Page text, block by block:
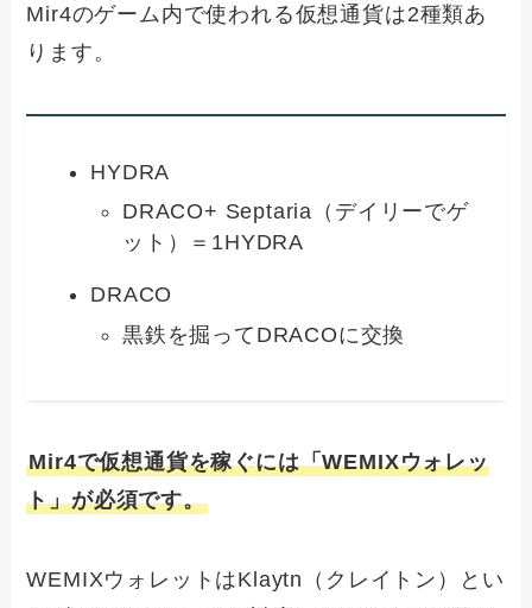
Mir4のゲーム内で使われる仮想通貨は2種類あ
ります。
HYDRA
DRACO+ Septaria（デイリーでゲ
ット）＝1HYDRA
DRACO
黒鉄を掘ってDRACOに交換
Mir4で仮想通貨を稼ぐには「WEMIXウォレッ
ト」が必須です。
WEMIXウォレットはKlaytn（クレイトン）とい